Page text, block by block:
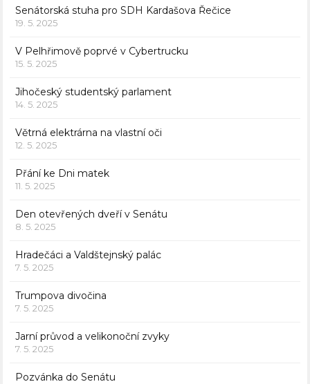
Senátorská stuha pro SDH Kardašova Řečice
19. 5. 2025
V Pelhřimově poprvé v Cybertrucku
15. 5. 2025
Jihočeský studentský parlament
14. 5. 2025
Větrná elektrárna na vlastní oči
12. 5. 2025
Přání ke Dni matek
11. 5. 2025
Den otevřených dveří v Senátu
8. 5. 2025
Hradečáci a Valdštejnský palác
7. 5. 2025
Trumpova divočina
7. 5. 2025
Jarní průvod a velikonoční zvyky
7. 5. 2025
Pozvánka do Senátu